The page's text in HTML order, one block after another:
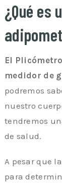
¿Qué es
El
medidor de
podremos
nuestro
tendremos
de salud.
A pesar que
para